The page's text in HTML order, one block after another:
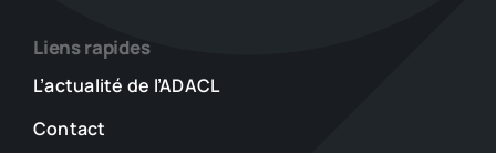
Liens rapides
L’actualité de l’ADACL
Contact